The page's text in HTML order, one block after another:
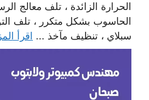
الحرارة الزائدة ، تلف معالج
الحاسوب بشكل متكرر ، تلف
سبلاي ، تنظيف مآخذ ... اقرأ